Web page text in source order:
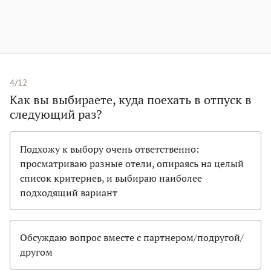
4/12
Как вы выбираете, куда поехать в отпуск в
следующий раз?
Подхожу к выбору очень ответственно:
просматриваю разные отели, опираясь на целый
список критериев, и выбираю наиболее
подходящий вариант
Обсуждаю вопрос вместе с партнером/подругой/
другом